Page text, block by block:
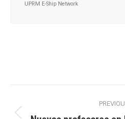
UPRM E-Ship Network